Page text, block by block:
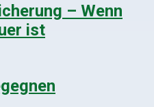
– Wenn
ist